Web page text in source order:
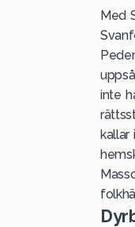
Med
inte
kallar